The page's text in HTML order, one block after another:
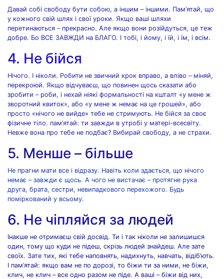
Давай собі свободу бути собою, а іншим – іншими. Пам’ятай, що
у кожного свій шлях і свої уроки. Якщо ваші шляхи
перетинаються – прекрасно. Але якщо вони розійдуться, це теж
добре. Бо ВСЕ ЗАВЖДИ на БЛАГО. І тобі, і йому, і їй, і їм, і всім.
4. Не бійся
Нічого. І ніколи. Робити не звичний крок вправо, а вліво – міняй,
перекроюй. Якщо відчуваєш, що повинен щось сказати або
зробити – роби, і нехай ніякі формальності на кшталт «у мене ж
зворотний квиток», або «у мене ж немає на це грошей», або
просто «нічого не вийде» тебе не стримують. Не бійся за своє
фізичне тіло. пам’ятай: ти завжди в утробі у матері-всесвіту.
Невже вона про тебе не подбає? Вибирай свободу, а не страхи.
5. Менше – більше
Не прагни мати все і відразу. Навіть коли здається, що нічого
немає – завжди є щось. А чого не вистачає – протягне рука
друга, брата, сестри, невипадкового перехожого. Будь
поміркований у всьому.
6. Не чіпляйся за людей
Інакше не отримаєш свій досвід. Ти і так ніколи не залишишся
один, тому що куди не підеш, скрізь людей знайдеш. Але зате
своїх. Зате тих, які тебе наповнять, надихнуть, навчать, відіб’ють.
І пам’ятай: якщо вам не по дорозі, то біжи ти за ними, не біжи,
клич, не клич – все одно разом не піде. А ваші – біжи від них,